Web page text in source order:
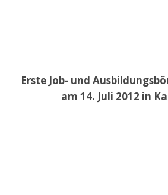
Erste Job- und
am 14. Juli 2012 in